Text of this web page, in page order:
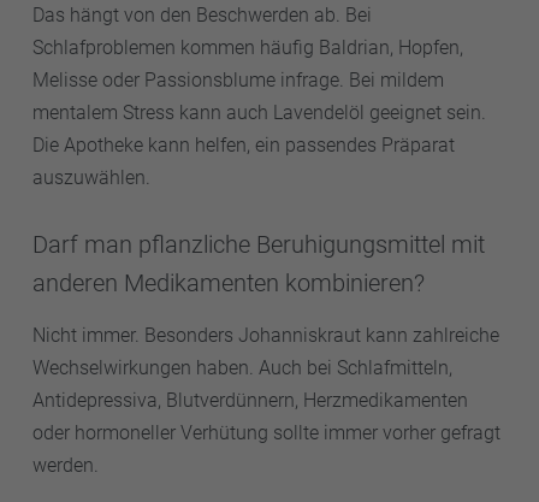
Das hängt von den Beschwerden ab. Bei
Schlafproblemen kommen häufig Baldrian, Hopfen,
Melisse oder Passionsblume infrage. Bei mildem
mentalem Stress kann auch Lavendelöl geeignet sein.
Die Apotheke kann helfen, ein passendes Präparat
auszuwählen.
Darf man pflanzliche Beruhigungsmittel mit
anderen Medikamenten kombinieren?
Nicht immer. Besonders Johanniskraut kann zahlreiche
Wechselwirkungen haben. Auch bei Schlafmitteln,
Antidepressiva, Blutverdünnern, Herzmedikamenten
oder hormoneller Verhütung sollte immer vorher gefragt
werden.